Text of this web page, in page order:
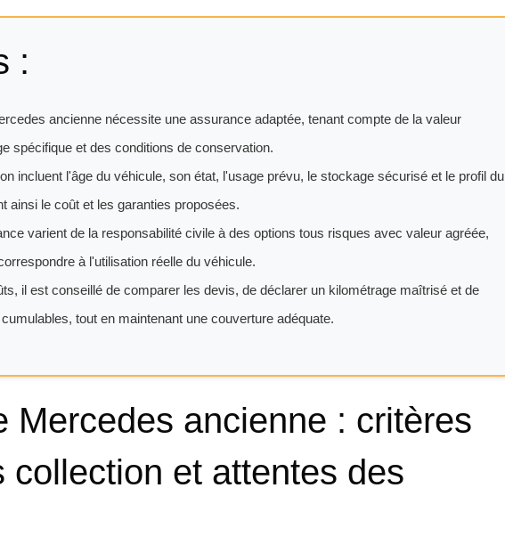
:
ancienne nécessite une assurance adaptée, tenant compte de la valeur
spécifique et des conditions de conservation.
incluent l'âge du véhicule, son état, l'usage prévu, le stockage sécurisé et le profil du
ainsi le coût et les garanties proposées.
varient de la responsabilité civile à des options tous risques avec valeur agréée,
à l'utilisation réelle du véhicule.
il est conseillé de comparer les devis, de déclarer un kilométrage maîtrisé et de
tout en maintenant une couverture adéquate.
Mercedes ancienne : critères
collection et attentes des